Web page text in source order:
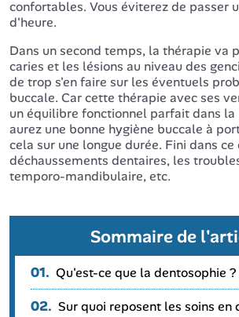
confortables. Vous éviterez de passer
d'heure.
Dans un second temps, la thérapie va
caries et les lésions au niveau des
de trop s'en faire sur les éventuels
buccale. Car cette thérapie avec ses
un équilibre fonctionnel parfait dans la
aurez une bonne hygiène buccale à
cela sur une longue durée. Fini dans ce
déchaussements dentaires, les
temporo-mandibulaire, etc.
Sommaire de
01. Qu'est-ce que la dentosophie ?
02. Sur quoi reposent les soins en